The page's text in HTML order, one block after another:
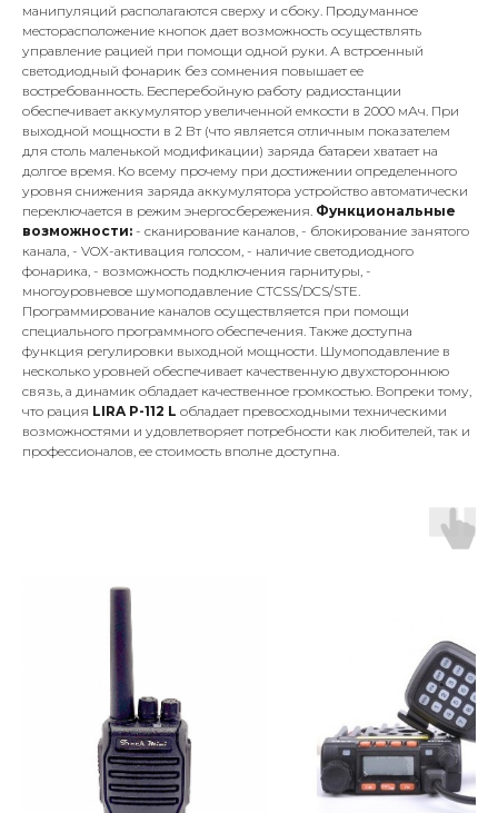
манипуляций располагаются сверху и сбоку. Продуманное
месторасположение кнопок дает возможность осуществлять
управление рацией при помощи одной руки. А встроенный
светодиодный фонарик без сомнения повышает ее
востребованность. Бесперебойную работу радиостанции
обеспечивает аккумулятор увеличенной емкости в 2000 мАч. При
выходной мощности в 2 Вт (что является отличным показателем
для столь маленькой модификации) заряда батареи хватает на
долгое время. Ко всему прочему при достижении определенного
уровня снижения заряда аккумулятора устройство автоматически
переключается в режим энергосбережения. Функциональные
возможности: - сканирование каналов, - блокирование занятого
канала, - VOX-активация голосом, - наличие светодиодного
фонарика, - возможность подключения гарнитуры, -
многоуровневое шумоподавление СTCSS/DCS/STE.
Программирование каналов осуществляется при помощи
специального программного обеспечения. Также доступна
функция регулировки выходной мощности. Шумоподавление в
несколько уровней обеспечивает качественную двухстороннюю
связь, а динамик обладает качественное громкостью. Вопреки тому,
что рация LIRA P-112 L обладает превосходными техническими
возможностями и удовлетворяет потребности как любителей, так и
профессионалов, ее стоимость вполне доступна.